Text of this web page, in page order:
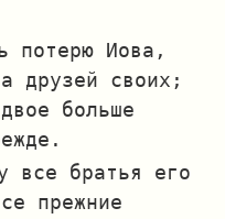
потерю Иова,
друзей своих;
больше
все братья его
прежние